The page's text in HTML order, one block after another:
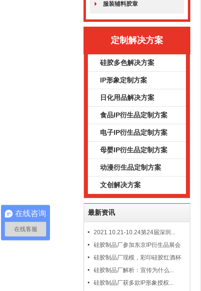
服装辅料胶章
定制解决方案
硅胶多色解决方案
IP形象定制方案
日化用品解决方案
食品IP衍生品定制方案
电子IP衍生品定制方案
母婴IP衍生品定制方案
动漫衍生品定制方案
文创解决方案
最新资讯
2021.10.21-10.24第24届深圳...
硅胶制品厂参加东京IP衍生品展会
硅胶制品厂现模，彩印硅胶红酒杯
硅胶制品厂解析：宣传为什么...
硅胶制品厂获多款IP形象授权...
在线咨询
在线客服